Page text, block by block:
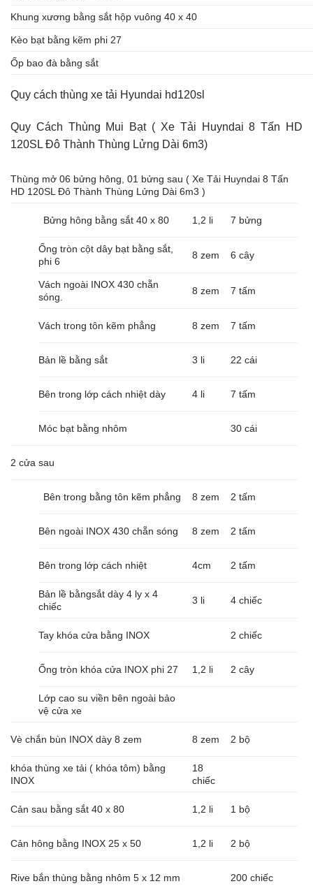
Khung xương bằng sắt hộp vuông 40 x 40
Kèo bạt bằng kẽm phi 27
Ốp bao đà bằng sắt
Quy cách thùng xe tải Hyundai hd120sl
Quy Cách Thùng Mui Bạt ( Xe Tải Huyndai 8 Tấn HD
120SL Đô Thành Thùng Lửng Dài 6m3)
Thùng mở 06 bửng hông, 01 bửng sau ( Xe Tải Huyndai 8 Tấn
HD 120SL Đô Thành Thùng Lửng Dài 6m3 )
Bửng hông bằng sắt 40 x 80 1,2 li 7 bửng
Ống tròn cột dây bạt bằng sắt,
phi 6
8 zem 6 cây
Vách ngoài INOX 430 chẵn
sóng.
8 zem 7 tấm
Vách trong tôn kẽm phẳng 8 zem 7 tấm
Bản lề bằng sắt 3 li 22 cái
Bên trong lớp cách nhiệt dày 4 li 7 tấm
Móc bạt bằng nhôm 30 cái
2 cửa sau
Bên trong bằng tôn kẽm phẳng 8 zem 2 tấm
Bên ngoài INOX 430 chẵn sóng 8 zem 2 tấm
Bên trong lớp cách nhiệt 4cm 2 tấm
Bản lề bằngsắt dày 4 ly x 4
chiếc
3 li 4 chiếc
Tay khóa cửa bằng INOX 2 chiếc
Ống tròn khóa cửa INOX phi 27 1,2 li 2 cây
Lớp cao su viền bên ngoài bảo
vệ cửa xe
Vè chắn bùn INOX dày 8 zem 8 zem 2 bộ
khóa thùng xe tải ( khóa tôm) bằng
INOX
18
chiếc
Cản sau bằng sắt 40 x 80 1,2 li 1 bộ
Cản hông bằng INOX 25 x 50 1,2 li 2 bộ
Rive bắn thùng bằng nhôm 5 x 12 mm 200 chiếc